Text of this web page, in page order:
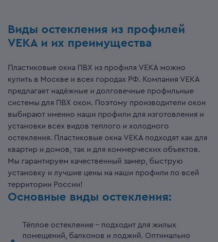
Виды остекления из профилей
VEKA и их преимущества
Пластиковые окна ПВХ из профиля VEKA можно
купить в Москве и всех городах РФ. Компания VEKA
предлагает надёжные и долговечные профильные
системы для ПВХ окон. Поэтому производители окон
выбирают именно наши профили для изготовления и
установки всех видов теплого и холодного
остекления. Пластиковые окна VEKA подходят как для
квартир и домов, так и для коммерческих объектов.
Мы гарантируем качественный замер, быструю
установку и лучшие цены на наши профили по всей
территории России!
Основные виды остекления:
Тёплое остекление – подходит для жилых
помещений, балконов и лоджий. Оптимально